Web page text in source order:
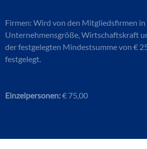
Firmen: Wird von den Mitgliedsfirmen
Unternehmensgröße, Wirtschaftskraft
der festgelegten Mindestsumme von €
festgelegt.
Einzelpersonen:€ 75,00